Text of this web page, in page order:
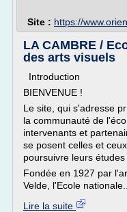
Site : https://
LA CAMBRE /
des arts visuels
Introduction
BIENVENUE !
Le site, qui s'adresse
la communauté de
intervenants et
se posent celles et
poursuivre leurs études
Fondée en 1927 par
Velde, l'Ecole nationale...
Lire la suite